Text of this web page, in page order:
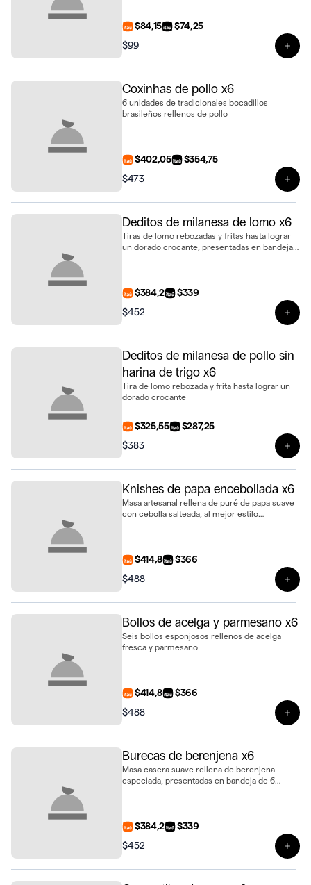
$84,15
$74,25
$99
Coxinhas de pollo x6
6 unidades de tradicionales bocadillos
brasileños rellenos de pollo
$402,05
$354,75
$473
Deditos de milanesa de lomo x6
Tiras de lomo rebozadas y fritas hasta lograr
un dorado crocante, presentadas en bandeja
$384,2
$339
$452
Deditos de milanesa de pollo sin
harina de trigo x6
Tira de lomo rebozada y frita hasta lograr un
dorado crocante
$325,55
$287,25
$383
Knishes de papa encebollada x6
Masa artesanal rellena de puré de papa suave
con cebolla salteada, al mejor estilo
$414,8
$366
$488
Bollos de acelga y parmesano x6
Seis bollos esponjosos rellenos de acelga
fresca y parmesano
$414,8
$366
$488
Burecas de berenjena x6
Masa casera suave rellena de berenjena
especiada, presentadas en bandeja de 6
$384,2
$339
$452